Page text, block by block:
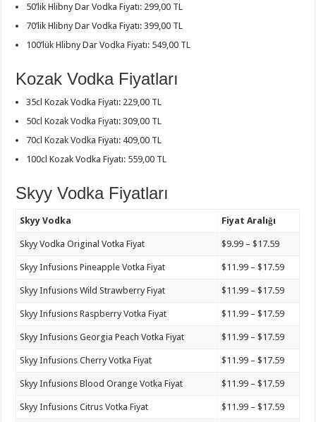
50’lik Hlibny Dar Vodka Fiyatı: 299,00 TL
70’lik Hlibny Dar Vodka Fiyatı: 399,00 TL
100’lük Hlibny Dar Vodka Fiyatı: 549,00 TL
Kozak Vodka Fiyatları
35cl Kozak Vodka Fiyatı: 229,00 TL
50cl Kozak Vodka Fiyatı: 309,00 TL
70cl Kozak Vodka Fiyatı: 409,00 TL
100cl Kozak Vodka Fiyatı: 559,00 TL
Skyy Vodka Fiyatları
Skyy Vodka Fiyat Aralığı
Skyy Vodka Original Votka Fiyat $9.99 – $17.59
Skyy Infusions Pineapple Votka Fiyat $11.99 – $17.59
Skyy Infusions Wild Strawberry Fiyat $11.99 – $17.59
Skyy Infusions Raspberry Votka Fiyat $11.99 – $17.59
Skyy Infusions Georgia Peach Votka Fiyat $11.99 – $17.59
Skyy Infusions Cherry Votka Fiyat $11.99 – $17.59
Skyy Infusions Blood Orange Votka Fiyat $11.99 – $17.59
Skyy Infusions Citrus Votka Fiyat $11.99 – $17.59